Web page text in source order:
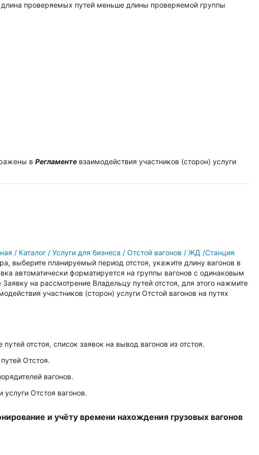
длина проверяемых путей меньше длины проверяемой группы
в Регламенте взаимодействия участников (сторон) услуги
/ Каталог / Услуги для бизнеса / Отстой вагонов / ЖД /Станция
выберите планируемый период отстоя, укажите длину вагонов в
автоматически форматируется на группы вагонов с одинаковым
на рассмотрение Владельцу путей отстоя, для этого нажмите
участников (сторон) услуги Отстой вагонов на путях
отстоя, список заявок на вывод вагонов из отстоя.
Отстоя.
вагонов.
Отстоя вагонов.
и учёту времени нахождения грузовых вагонов